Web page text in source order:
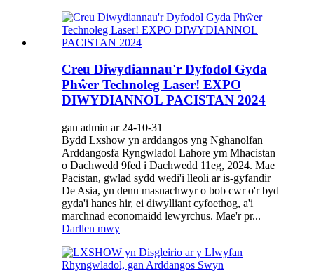
Creu Diwydiannau'r Dyfodol Gyda
Phŵer Technoleg Laser! EXPO
DIWYDIANNOL PACISTAN 2024
gan admin ar 24-10-31
Bydd Lxshow yn arddangos yng Nghanolfan
Arddangosfa Ryngwladol Lahore ym Mhacistan
o Dachwedd 9fed i Dachwedd 11eg, 2024. Mae
Pacistan, gwlad sydd wedi'i lleoli ar is-gyfandir
De Asia, yn denu masnachwyr o bob cwr o'r byd
gyda'i hanes hir, ei diwylliant cyfoethog, a'i
marchnad economaidd lewyrchus. Mae'r pr...
Darllen mwy